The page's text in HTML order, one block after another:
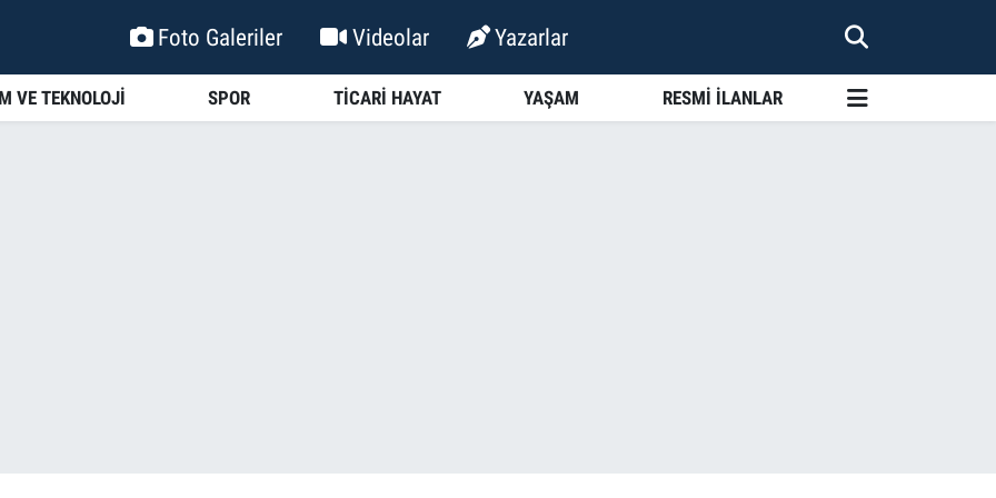
Foto Galeriler Videolar Yazarlar
VE TEKNOLOJİ SPOR TİCARİ HAYAT YAŞAM RESMİ İLANLAR